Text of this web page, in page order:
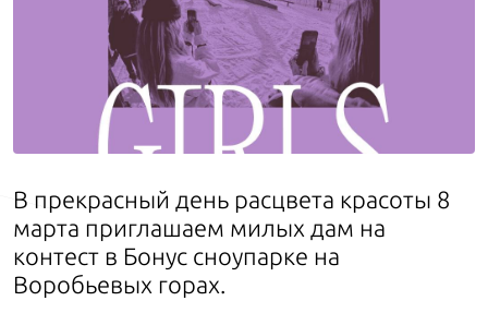
В прекрасный день расцвета красоты 8
марта приглашаем милых дам на
контест в Бонус сноупарке на
Воробьевых горах.